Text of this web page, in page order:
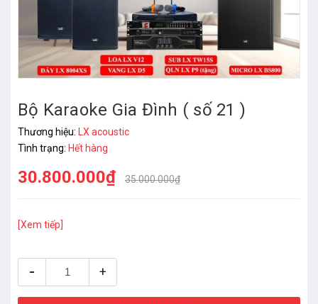
Bộ Karaoke Gia Đình ( số 21 )
Thương hiệu:
LX acoustic
Tình trạng: Hết hàng
30.800.000₫ 35.000.000₫
[Xem tiếp]
- +